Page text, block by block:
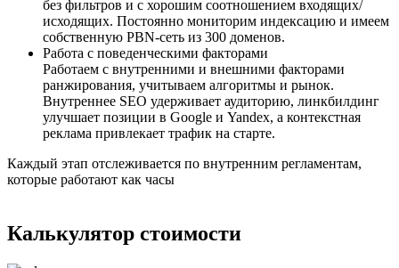
без фильтров и с хорошим соотношением входящих/
исходящих. Постоянно мониторим индексацию и имеем
собственную PBN-сеть из 300 доменов.
Работа с поведенческими факторами
Работаем с внутренними и внешними факторами
ранжирования, учитываем алгоритмы и рынок.
Внутреннее SEO удерживает аудиторию, линкбилдинг
улучшает позиции в Google и Yandex, а контекстная
реклама привлекает трафик на старте.
Каждый этап отслеживается по внутренним регламентам,
которые работают как часы
Калькулятор стоимости